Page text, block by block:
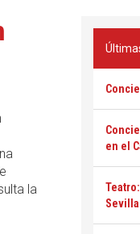
la
en el
Sevilla